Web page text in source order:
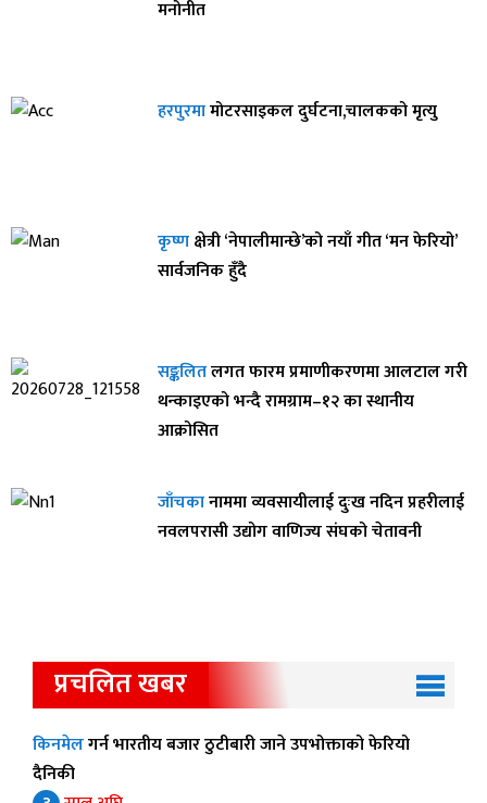
मनोनीत
हरपुरमामोटरसाइकल दुर्घटना,चालकको मृत्यु
कृष्णक्षेत्री ‘नेपालीमान्छे’को नयाँ गीत ‘मन फेरियो’
सार्वजनिक हुँदै
सङ्कलितलगत फारम प्रमाणीकरणमा आलटाल गरी
थन्काइएको भन्दै रामग्राम–१२ का स्थानीय
आक्रोसित
जाँचकानाममा व्यवसायीलाई दुःख नदिन प्रहरीलाई
नवलपरासी उद्योग वाणिज्य संघको चेतावनी
प्रचलित खबर
किनमेलगर्न भारतीय बजार ठुटीबारी जाने उपभोक्ताको फेरियो
दैनिकी